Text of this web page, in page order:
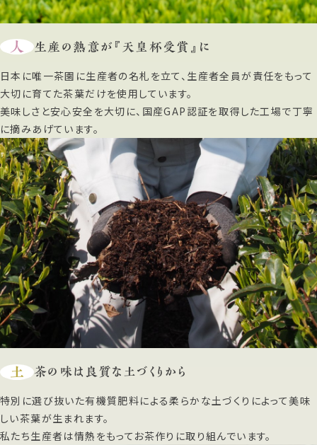
人 生産の熱意が『天皇杯受賞』に
日本に唯一茶園に生産者の名札を立て、生産者全員が責任をもって
大切に育てた茶葉だけを使用しています。
美味しさと安心安全を大切に、国産GAP認証を取得した工場で丁寧
に摘みあげています。
土 茶の味は良質な土づくりから
特別に選び抜いた有機質肥料による柔らかな土づくりによって美味
しい茶葉が生まれます。
私たち生産者は情熱をもってお茶作りに取り組んでいます。